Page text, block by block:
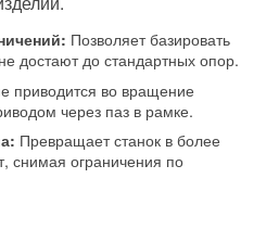
Позволяет базировать
достают до стандартных опор.
приводится во вращение
через паз в рамке.
Превращает станок в более
снимая ограничения по